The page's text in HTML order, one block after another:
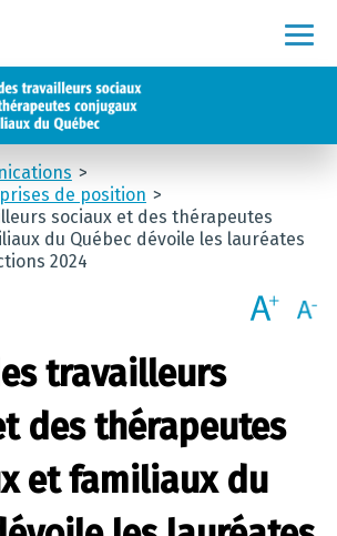
de position
sociaux et des thérapeutes
du Québec dévoile les lauréates
2024
travailleurs
des thérapeutes
et familiaux du